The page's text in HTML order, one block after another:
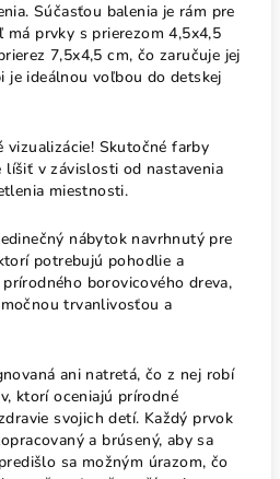
Súčasťou balenia je rám pre
má prvky s prierezom 4,5x4,5
7,5x4,5 cm, čo zaručuje jej
ideálnou voľbou do detskej
vizualizácie! Skutočné farby
líšiť v závislosti od nastavenia
miestnosti.
nábytok navrhnutý pre
potrebujú pohodlie a
borovicového dreva,
trvanlivosťou a
ani natretá, čo z nej robí
ktorí oceniajú prírodné
svojich detí. Každý prvok
a brúsený, aby sa
sa možným úrazom, čo